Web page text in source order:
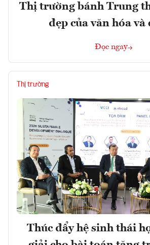
Thị trường bánh Trung
đẹp của văn hóa và
Đọc ngay
Thị trường
Thúc đẩy hệ sinh thái